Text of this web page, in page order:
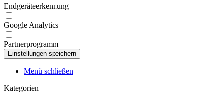
Endgeräteerkennung
Google Analytics
Partnerprogramm
Menü schließen
Kategorien